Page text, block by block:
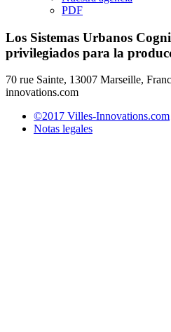
PDF
Los Sistemas Urbanos
privilegiados para la
70 rue Sainte, 13007 Marseille,
innovations.com
©2017 Villes-Innovations.com
Notas legales